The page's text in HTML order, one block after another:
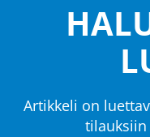
Artikkeli on